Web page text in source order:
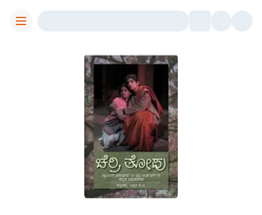
Toggle Menu